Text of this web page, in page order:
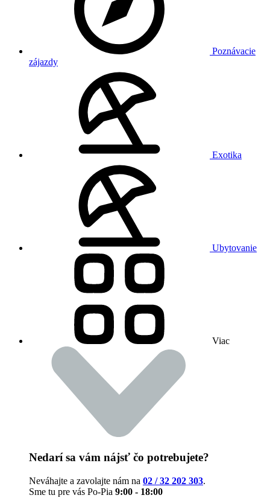
Poznávacie
zájazdy
Exotika
Ubytovanie
Viac
Nedarí sa vám nájsť čo potrebujete?
Neváhajte a zavolajte nám na 02 / 32 202 303.
Sme tu pre vás Po-Pia 9:00 - 18:00